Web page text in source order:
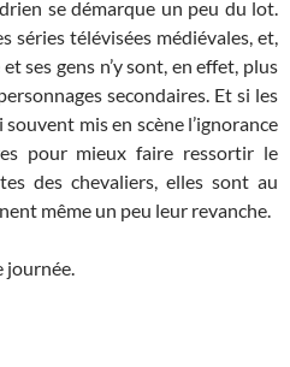
se démarque un peu du lot.
séries télévisées médiévales, et,
ses gens n’y sont, en effet, plus
secondaires. Et si les
mis en scène l’ignorance
pour mieux faire ressortir le
des chevaliers, elles sont au
même un peu leur revanche.
journée.